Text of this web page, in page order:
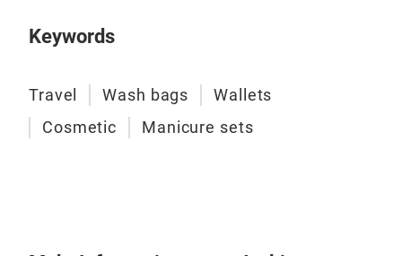
Keywords
Travel Wash bags
Wallets
Cosmetic
Manicure sets